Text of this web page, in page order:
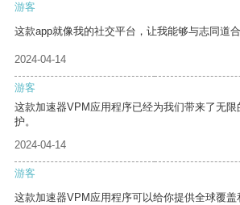
游客
这款app就像我的社交平台，让我能够与志同道
2024-04-14
游客
这款加速器VPM应用程序已经为我们带来了无
护。
2024-04-14
游客
这款加速器VPM应用程序可以给你提供全球覆盖